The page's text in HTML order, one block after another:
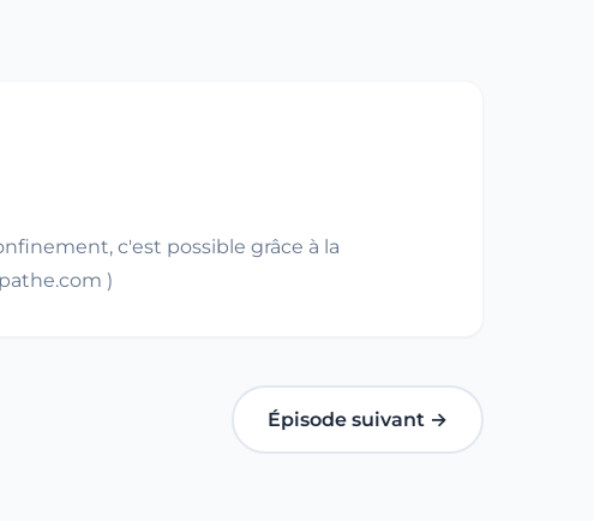
c'est possible grâce à la
)
Épisode suivant →